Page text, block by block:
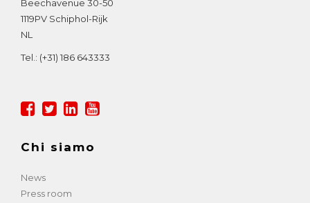
Beechavenue 30-50
1119PV Schiphol-Rijk
NL
Tel.: (+31) 186 643333
Chi siamo
News
Press room